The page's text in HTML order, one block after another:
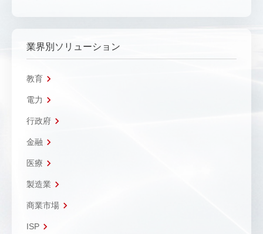
業界別ソリューション
教育
電力
行政府
金融
医療
製造業
商業市場
ISP